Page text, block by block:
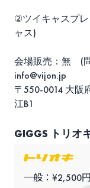
②ツイキャスプ
ャス)
会場販売：無 (
info@vijon.jp
〒550-0014 大阪
江B1
GIGGS トリオ
一般：¥2,500円